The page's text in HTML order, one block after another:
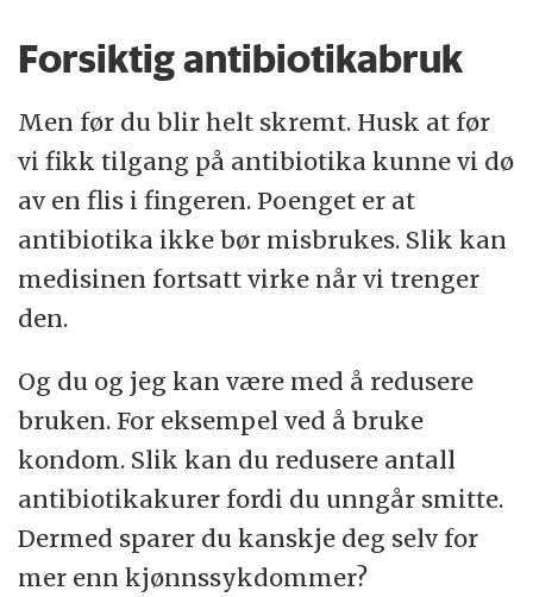
Forsiktig antibiotikabruk
Men før du blir helt skremt. Husk at før
vi fikk tilgang på antibiotika kunne vi dø
av en flis i fingeren. Poenget er at
antibiotika ikke bør misbrukes. Slik kan
medisinen fortsatt virke når vi trenger
den.
Og du og jeg kan være med å redusere
bruken. For eksempel ved å bruke
kondom. Slik kan du redusere antall
antibiotikakurer fordi du unngår smitte.
Dermed sparer du kanskje deg selv for
mer enn kjønnssykdommer?